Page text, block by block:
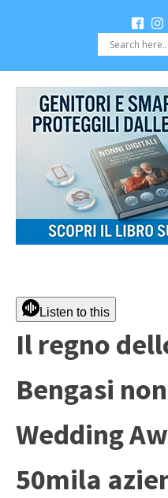
Listen to this
Il regno
Bengasi
Wedding
50mila